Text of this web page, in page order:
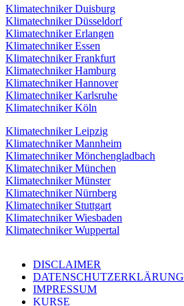
Klimatechniker Duisburg
Klimatechniker Düsseldorf
Klimatechniker Erlangen
Klimatechniker Essen
Klimatechniker Frankfurt
Klimatechniker Hamburg
Klimatechniker Hannover
Klimatechniker Karlsruhe
Klimatechniker Köln
Klimatechniker Leipzig
Klimatechniker Mannheim
Klimatechniker Mönchengladbach
Klimatechniker München
Klimatechniker Münster
Klimatechniker Nürnberg
Klimatechniker Stuttgart
Klimatechniker Wiesbaden
Klimatechniker Wuppertal
DISCLAIMER
DATENSCHUTZERKLÄRUNG
IMPRESSUM
KURSE